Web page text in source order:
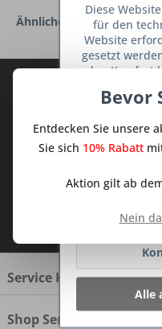
Ähnliche Artikel
TraumKüche
Sie keine
dem Traum
Ich habe die
Service Hotline
Shop Service
Bevor
Entdecken Sie unsere
Sie sich 10% Rabatt
Aktion gilt ab
Nein
Diese
für den
Website
gesetzt
den Komfort
dienen
Netzwerken
werden nur
Alle